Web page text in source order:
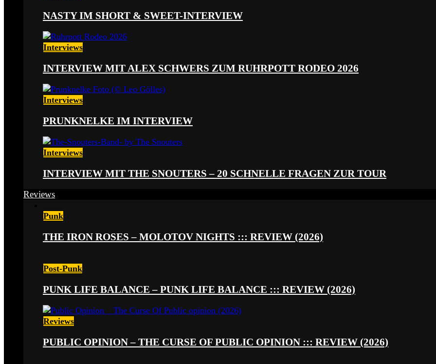
NASTY IM SHORT & SWEET-INTERVIEW
Interviews
INTERVIEW MIT ALEX SCHWERS ZUM RUHRPOTT RODEO 2026
Interviews
PRUNKNELKE IM INTERVIEW
Interviews
INTERVIEW MIT THE SNOUTERS – 20 SCHNELLE FRAGEN ZUR TOUR
Reviews
Punk
THE IRON ROSES – MOLOTOV NIGHTS ::: REVIEW (2026)
Post-Punk
PUNK LIFE BALANCE – PUNK LIFE BALANCE ::: REVIEW (2026)
Reviews
PUBLIC OPINION – THE CURSE OF PUBLIC OPINION ::: REVIEW (2026)